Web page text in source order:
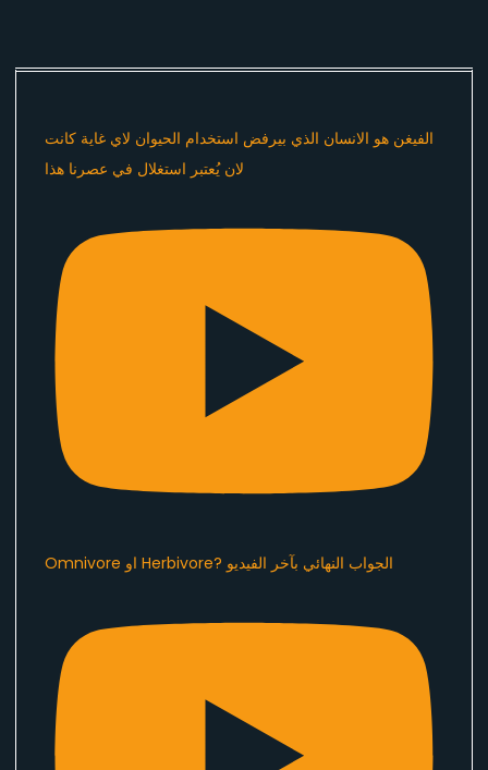
الفيغن هو الانسان الذي بيرفض استخدام الحيوان لاي غاية كانت
Omnivore او Herbivore? الجواب النهائي بآخر الفيديو